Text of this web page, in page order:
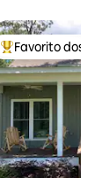
Favoritos dos
Favorito dos